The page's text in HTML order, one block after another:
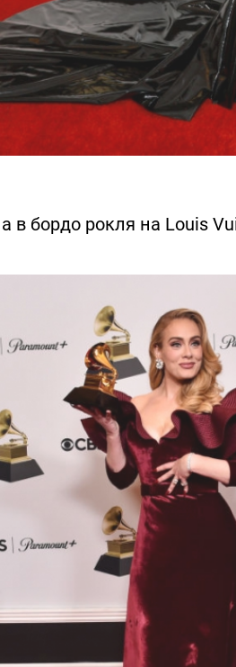
в бордо рокля на Louis